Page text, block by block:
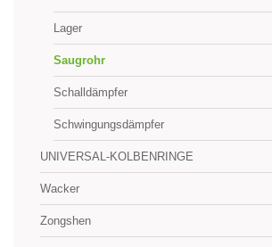
Lager
Saugrohr
Schalldämpfer
Schwingungsdämpfer
UNIVERSAL-KOLBENRINGE
Wacker
Zongshen